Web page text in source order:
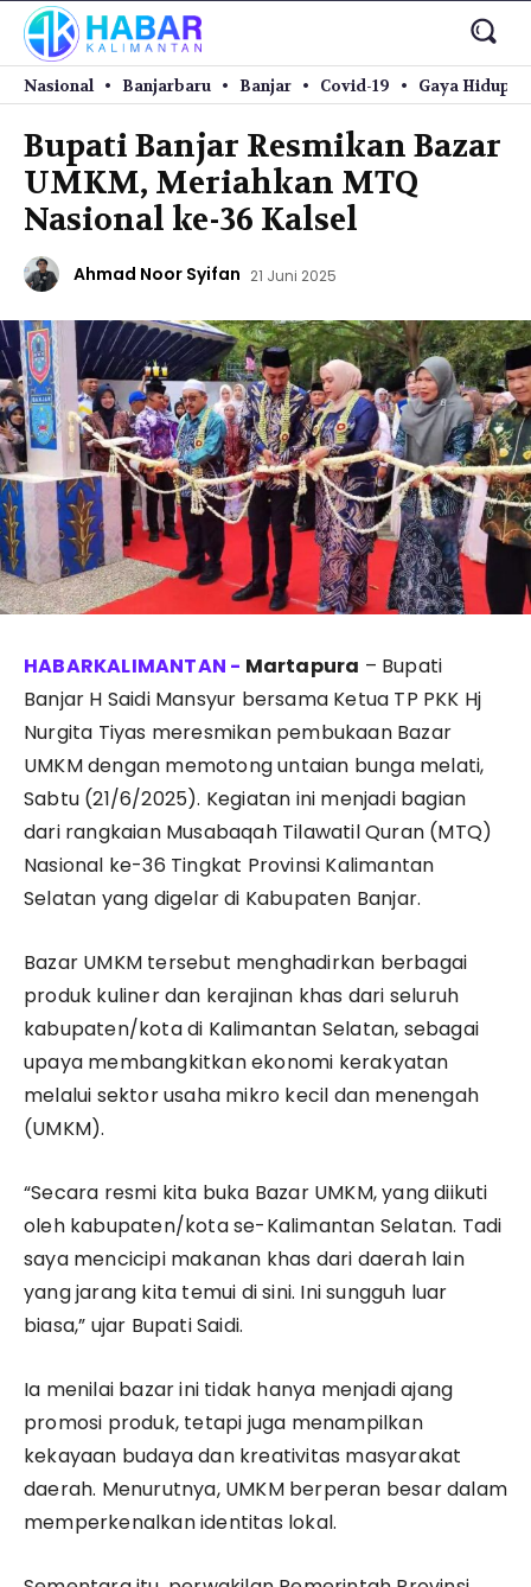
Nasional Banjarbaru Banjar Covid-19 Gaya Hidup
Bupati Banjar Resmikan Bazar
UMKM, Meriahkan MTQ
Nasional ke-36 Kalsel
Ahmad Noor Syifan 21 Juni 2025
Martapura – Bupati
Banjar H Saidi Mansyur bersama Ketua TP PKK Hj
Nurgita Tiyas meresmikan pembukaan Bazar
UMKM dengan memotong untaian bunga melati,
Sabtu (21/6/2025). Kegiatan ini menjadi bagian
dari rangkaian Musabaqah Tilawatil Quran (MTQ)
Nasional ke-36 Tingkat Provinsi Kalimantan
Selatan yang digelar di Kabupaten Banjar.
Bazar UMKM tersebut menghadirkan berbagai
produk kuliner dan kerajinan khas dari seluruh
kabupaten/kota di Kalimantan Selatan, sebagai
upaya membangkitkan ekonomi kerakyatan
melalui sektor usaha mikro kecil dan menengah
(UMKM).
“Secara resmi kita buka Bazar UMKM, yang diikuti
oleh kabupaten/kota se-Kalimantan Selatan. Tadi
saya mencicipi makanan khas dari daerah lain
yang jarang kita temui di sini. Ini sungguh luar
biasa,” ujar Bupati Saidi.
Ia menilai bazar ini tidak hanya menjadi ajang
promosi produk, tetapi juga menampilkan
kekayaan budaya dan kreativitas masyarakat
daerah. Menurutnya, UMKM berperan besar dalam
memperkenalkan identitas lokal.